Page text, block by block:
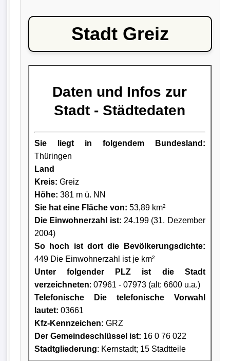
Stadt Greiz
Daten und Infos zur
Stadt - Städtedaten
Sie liegt in folgendem Bundesland:
Thüringen
Land
Kreis: Greiz
Höhe: 381 m ü. NN
Sie hat eine Fläche von: 53,89 km²
Die Einwohnerzahl ist: 24.199 (31. Dezember
2004)
So hoch ist dort die Bevölkerungsdichte:
449 Die Einwohnerzahl ist je km²
Unter folgender PLZ ist die Stadt
verzeichneten: 07961 - 07973 (alt: 6600 u.a.)
Telefonische Die telefonische Vorwahl
lautet: 03661
Kfz-Kennzeichen: GRZ
Der Gemeindeschlüssel ist: 16 0 76 022
Stadtgliederung: Kernstadt; 15 Stadtteile